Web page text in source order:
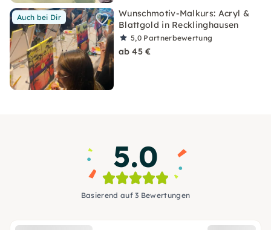
Auch bei Dir
Wunschmotiv-Malkurs: Acryl &
Blattgold in Recklinghausen
5,0 Partnerbewertung
ab 45 €
5.0
Basierend auf 3 Bewertungen